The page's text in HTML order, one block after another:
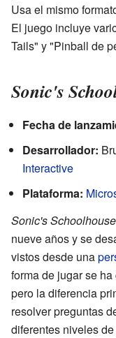
Usa el mismo
El juego incluye
Tails" y "Pinball de
Sonic's
Fecha de
Desarrollador:
Interactive
Plataforma:
Sonic's Schoolhouse
nueve años y se
vistos desde una
forma de jugar se
pero la diferencia
resolver preguntas
diferentes niveles